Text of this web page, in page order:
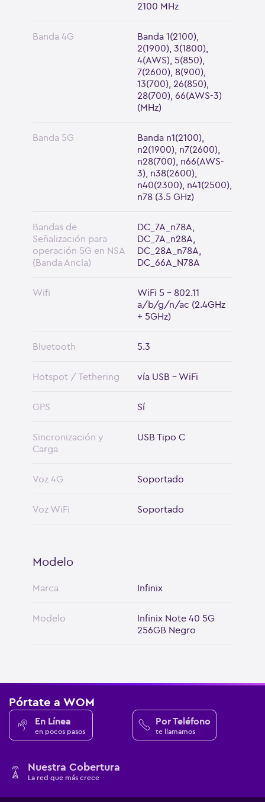
2100 MHz
Banda 4G
Banda 1(2100),
2(1900), 3(1800),
4(AWS), 5(850),
7(2600), 8(900),
13(700), 26(850),
28(700), 66(AWS-3)
(MHz)
Banda 5G
Banda n1(2100),
n2(1900), n7(2600),
n28(700), n66(AWS-
3), n38(2600),
n40(2300), n41(2500),
n78 (3.5 GHz)
Bandas de
Señalización para
operación 5G en NSA
(Banda Ancla)
DC_7A_n78A,
DC_7A_n28A,
DC_28A_n78A,
DC_66A_N78A
Wifi
WiFi 5 - 802.11
a/b/g/n/ac (2.4GHz
+ 5GHz)
Bluetooth 5.3
Hotspot / Tethering vía USB - WiFi
GPS Sí
Sincronización y
Carga
USB Tipo C
Voz 4G Soportado
Voz WiFi Soportado
Modelo
Marca Infinix
Modelo
Infinix Note 40 5G
256GB Negro
Pórtate a WOM
En Línea
en pocos pasos
Por Teléfono
te llamamos
Nuestra Cobertura
La red que más crece